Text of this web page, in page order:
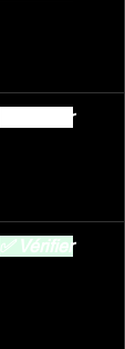
✅ Vérifier